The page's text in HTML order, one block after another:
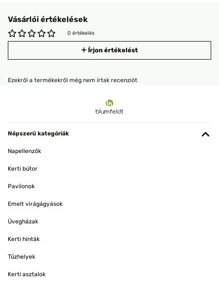
Vásárlói értékelések
0 értékelés
Írjon értékelést
Ezekről a termékekről még nem írtak recenziót
Népszerű kategóriák
Napellenzők
Kerti bútor
Pavilonok
Emelt virágágyások
Üvegházak
Kerti hinták
Tűzhelyek
Kerti asztalok